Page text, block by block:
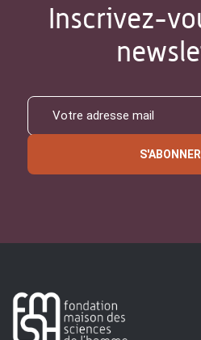
Inscrivez-
S'ABONNER